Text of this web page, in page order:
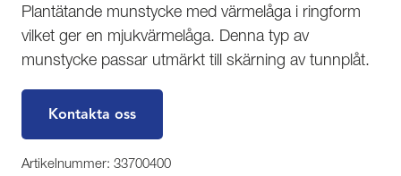
Plantätande munstycke med värmelåga i ringform
vilket ger en mjukvärmelåga. Denna typ av
munstycke passar utmärkt till skärning av tunnplåt.
Kontakta oss
Artikelnummer: 33700400